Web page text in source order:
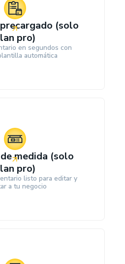
(solo
pro)
en segundos con
automática
medida ‍(solo
pro)
listo para editar y
a tu negocio